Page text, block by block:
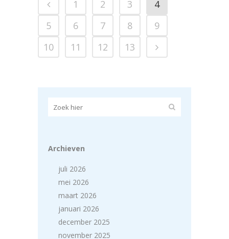
1 2 3
4
5
6 7 8
9
10
11 12 13
Archieven
juli 2026
mei 2026
maart 2026
januari 2026
december 2025
november 2025